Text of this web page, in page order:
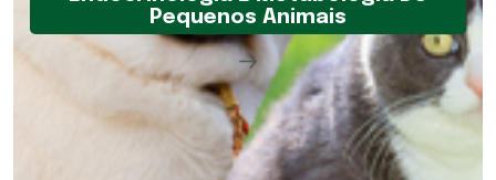
Pequenos Animais